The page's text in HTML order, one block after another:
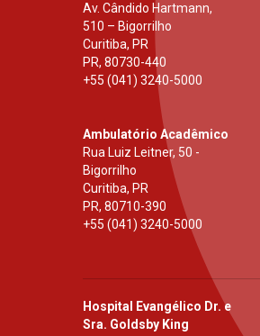
Av. Cândido Hartmann,
510 – Bigorrilho
Curitiba, PR
PR, 80730-440
+55 (041) 3240-5000
Ambulatório Acadêmico
Rua Luiz Leitner, 50 -
Bigorrilho
Curitiba, PR
PR, 80710-390
+55 (041) 3240-5000
Hospital Evangélico Dr. e
Sra. Goldsby King